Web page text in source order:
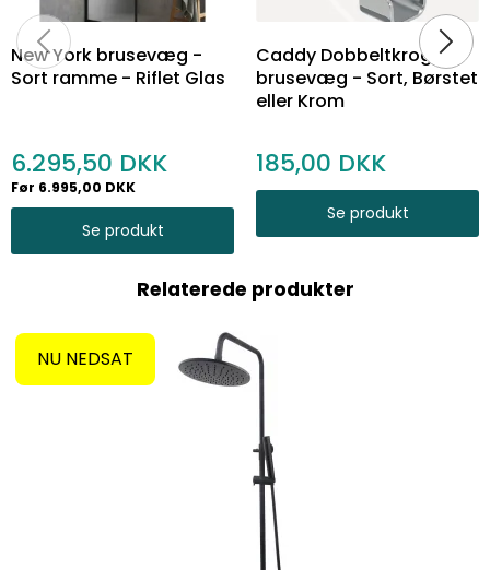
New York brusevæg -
Sort ramme - Riflet Glas
6.295,50
Før 6.995,00 DKK
Se produkt
Caddy Dobbeltkrog til
brusevæg - Sort, Børstet
eller Krom
185,00
Se produkt
Relaterede produkter
NU NEDSAT